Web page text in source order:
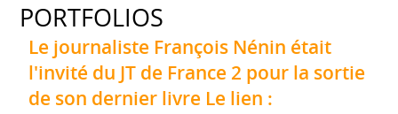
PORTFOLIOS
Le journaliste François Nénin était
l'invité du JT de France 2 pour la sortie
de son dernier livre Le lien :